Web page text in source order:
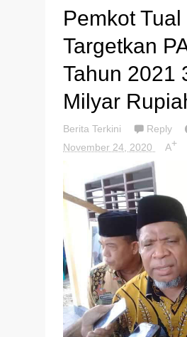
Pemkot Tual
Targetkan
Tahun 2021
Milyar
Berita Terkini Reply
November 24, 2020
A+